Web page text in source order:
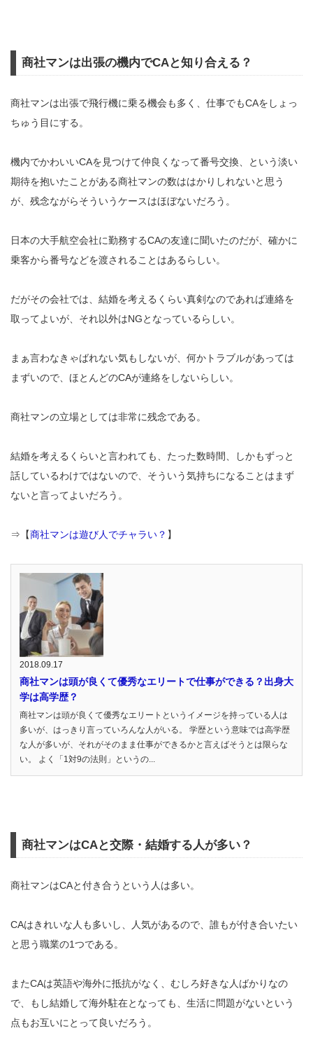
商社マンは出張の機内でCAと知り合える？
商社マンは出張で飛行機に乗る機会も多く、仕事でもCAをしょっ
ちゅう目にする。
機内でかわいいCAを見つけて仲良くなって番号交換、という淡い
期待を抱いたことがある商社マンの数ははかりしれないと思う
が、残念ながらそういうケースはほぼないだろう。
日本の大手航空会社に勤務するCAの友達に聞いたのだが、確かに
乗客から番号などを渡されることはあるらしい。
だがその会社では、結婚を考えるくらい真剣なのであれば連絡を
取ってよいが、それ以外はNGとなっているらしい。
まぁ言わなきゃばれない気もしないが、何かトラブルがあっては
まずいので、ほとんどのCAが連絡をしないらしい。
商社マンの立場としては非常に残念である。
結婚を考えるくらいと言われても、たった数時間、しかもずっと
話しているわけではないので、そういう気持ちになることはまず
ないと言ってよいだろう。
⇒【商社マンは遊び人でチャラい？ 】
2018.09.17
商社マンは頭が良くて優秀なエリートで仕事ができる？出身大
学は高学歴？
商社マンは頭が良くて優秀なエリートというイメージを持っている人は
多いが、はっきり言っていろんな人がいる。 学歴という意味では高学歴
な人が多いが、それがそのまま仕事ができるかと言えばそうとは限らな
い。 よく「1対9の法則」というの...
商社マンはCAと交際・結婚する人が多い？
商社マンはCAと付き合うという人は多い。
CAはきれいな人も多いし、人気があるので、誰もが付き合いたい
と思う職業の1つである。
またCAは英語や海外に抵抗がなく、むしろ好きな人ばかりなの
で、もし結婚して海外駐在となっても、生活に問題がないという
点もお互いにとって良いだろう。